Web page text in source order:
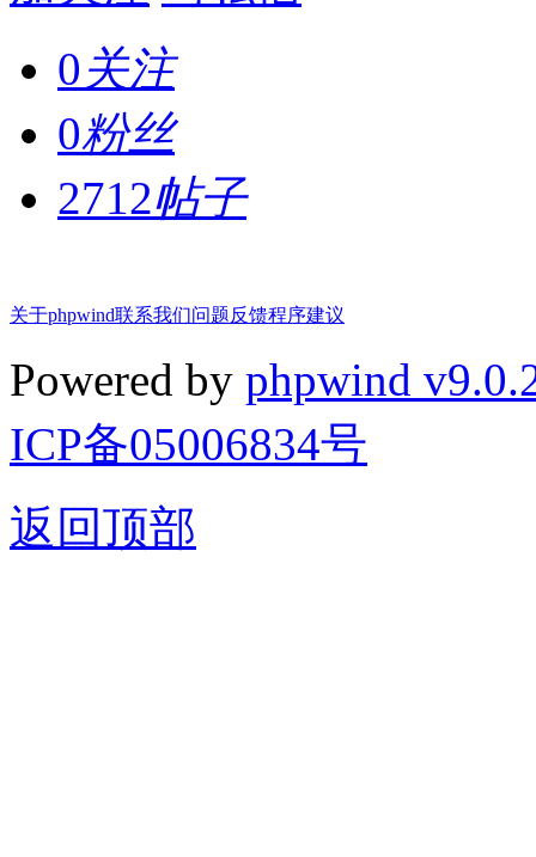
0关注
0粉丝
2712帖子
关于phpwind联系我们问题反馈程序建议
Powered by phpwind
ICP备05006834号
返回顶部